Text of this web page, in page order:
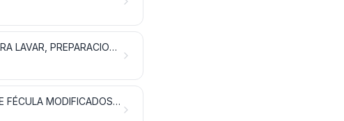
JABÓN, AGENTES DE SUPERFICIE ORGÁNICOS, PREPARACIONES PARA LAVAR, PREPARACIONES LUBRICANTES, CERAS ARTIFICIALES, CERAS PREPARADAS, PRODUCTOS DE LIMPIEZA, VELAS Y ARTÍCULOS SIMILARES, PASTAS PARA MODELAR, «CERAS PARA ODONTOLOGÍA» Y PREPARACIONES PARA ODONTOLOGÍA A BASE DE YESO FRAGUABLE
MATERIAS ALBUMINOIDEAS; PRODUCTOS A BASE DE ALMIDÓN O DE FÉCULA MODIFICADOS; COLAS; ENZIMAS